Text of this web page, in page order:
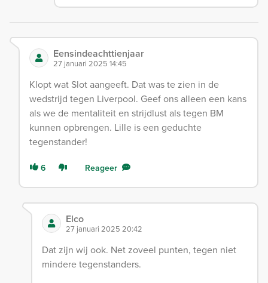
Eensindeachttienjaar
27 januari 2025 14:45
Klopt wat Slot aangeeft. Dat was te zien in de
wedstrijd tegen Liverpool. Geef ons alleen een kans
als we de mentaliteit en strijdlust als tegen BM
kunnen opbrengen. Lille is een geduchte
tegenstander!
6 Reageer
Elco
27 januari 2025 20:42
Dat zijn wij ook. Net zoveel punten, tegen niet
mindere tegenstanders.